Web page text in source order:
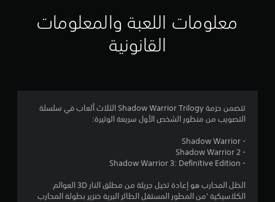
ي
.
2
معلومات اللعبة والمعلومات
القانونية
تتضمن حزمة Shadow Warrior Trilogy الثلاث ألعاب في سلسلة
التصويب من منظور الشخص الأول سريعة الوتيرة:
- Shadow Warrior
- Shadow Warrior 2
- Shadow Warrior 3: Definitive Edition
الظل المحارب هو إعادة تخيل جريئة من مطلق النار 3D العوالم
الكلاسيكية 'من المطور المستقل الطائر البرية خنزير بطولة المحارب